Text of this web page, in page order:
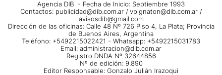
Agencia DIB - Fecha de Inicio: Septiembre 1993
Contactos: publicidad@dib.com.ar / vpignaton@dib.com.ar /
avisosdib@gmail.com
Dirección de las oficinas: Calle 48 Nº 726 Piso 4, La Plata; Provincia
de Buenos Aires, Argentina
Teléfono: +5492215022421 - Whatsapp: +5492215031783
Email: administracion@dib.com.ar
Registro DNDA Nº 32644856
Nº de edición: 9.890
Editor Responsable: Gonzalo Julián Irazoqui